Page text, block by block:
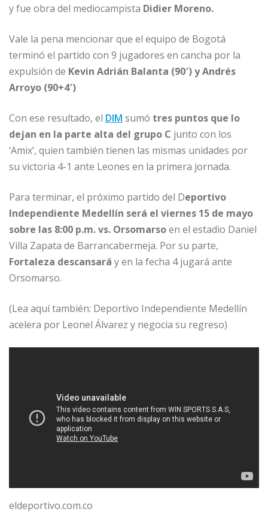
y fue obra del mediocampista Didier Moreno.
Vale la pena mencionar que el equipo de Bogotá
terminó el partido con 9 jugadores en cancha por la
expulsión de Kevin Adrián Balanta (90′) y Andrés
Arroyo (90+4′)
Con ese resultado, el DIM sumó tres puntos que lo
dejan en la parte alta del grupo C junto con los
‘Amix’, quien también tienen las mismas unidades por
su victoria 4-1 ante Leones en la primera jornada.
Para terminar, el próximo partido del Deportivo
Independiente Medellín será el viernes 15 de mayo
sobre las 8:00 p.m. vs. Orsomarsoen el estadio Daniel
Villa Zapata de Barrancabermeja. Por su parte,
Fortaleza descansará y en la fecha 4 jugará ante
Orsomarso.
(Lea aquí también: Deportivo Independiente Medellín
acelera por Leonel Álvarez y negocia su regreso)
eldeportivo.com.co